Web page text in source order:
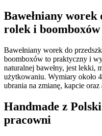
Bawełniany
rolek i boomboxów
Bawełniany worek do
boomboxów to praktyczny i
naturalnej bawełny, jest
użytkowaniu. Wymiary około
ubrania na zmianę, kapcie
Handmade z
pracowni